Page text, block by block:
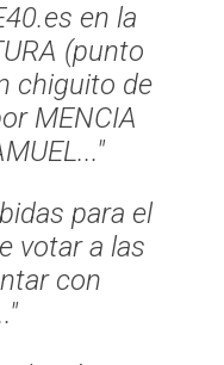
en la
(punto
chiguito de
MENCIA
para el
votar a las
con